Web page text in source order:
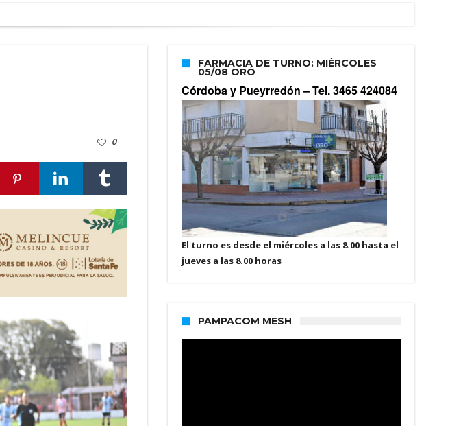
0
FARMACIA DE TURNO: MIÉRCOLES
05/08 ORÓ
Córdoba y Pueyrredón –Tel. 3465 424084
El turno es desde el miércoles a las 8.00 hasta el
jueves a las 8.00 horas
PAMPACOM MESH